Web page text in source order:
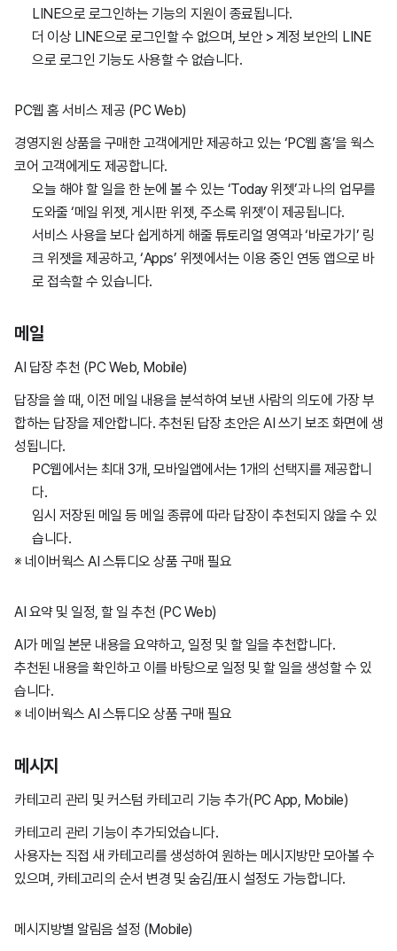
LINE으로 로그인하는 기능의 지원이 종료됩니다.
더 이상 LINE으로 로그인할 수 없으며, 보안 > 계정 보안의 LINE
으로 로그인 기능도 사용할 수 없습니다.
PC웹 홈 서비스 제공 (PC Web)
경영지원 상품을 구매한 고객에게만 제공하고 있는 ‘PC웹 홈’을 웍스
코어 고객에게도 제공합니다.
오늘 해야 할 일을 한 눈에 볼 수 있는 ‘Today 위젯’과 나의 업무를
도와줄 ‘메일 위젯, 게시판 위젯, 주소록 위젯’이 제공됩니다.
서비스 사용을 보다 쉽게하게 해줄 튜토리얼 영역과 ‘바로가기’ 링
크 위젯을 제공하고, ‘Apps’ 위젯에서는 이용 중인 연동 앱으로 바
로 접속할 수 있습니다.
메일
AI 답장 추천 (PC Web, Mobile)
답장을 쓸 때, 이전 메일 내용을 분석하여 보낸 사람의 의도에 가장 부
합하는 답장을 제안합니다. 추천된 답장 초안은 AI 쓰기 보조 화면에 생
성됩니다.
PC웹에서는 최대 3개, 모바일앱에서는 1개의 선택지를 제공합니
다.
임시 저장된 메일 등 메일 종류에 따라 답장이 추천되지 않을 수 있
습니다.
※ 네이버웍스 AI 스튜디오 상품 구매 필요
AI 요약 및 일정, 할 일 추천 (PC Web)
AI가 메일 본문 내용을 요약하고, 일정 및 할 일을 추천합니다.
추천된 내용을 확인하고 이를 바탕으로 일정 및 할 일을 생성할 수 있
습니다.
※ 네이버웍스 AI 스튜디오 상품 구매 필요
메시지
카테고리 관리 및 커스텀 카테고리 기능 추가(PC App, Mobile)
카테고리 관리 기능이 추가되었습니다.
사용자는 직접 새 카테고리를 생성하여 원하는 메시지방만 모아볼 수
있으며, 카테고리의 순서 변경 및 숨김/표시 설정도 가능합니다.
메시지방별 알림음 설정 (Mobile)